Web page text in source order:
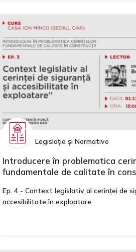
Legislație și Normative
Introducere în problematica
fundamentale de calitate în
Ep. 4 - Context legislativ al cerinței de
accesibilitate în exploatare